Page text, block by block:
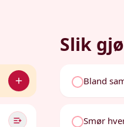
Slik
Bland
Smør